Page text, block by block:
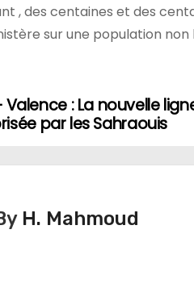
, des centaines et des
sur une population
: La nouvelle
par les Sahraouis
H. Mahmoud